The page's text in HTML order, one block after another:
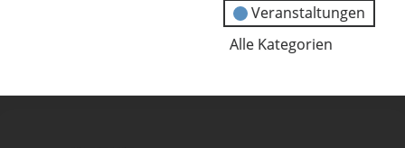
Veranstaltungen
Alle Kategorien